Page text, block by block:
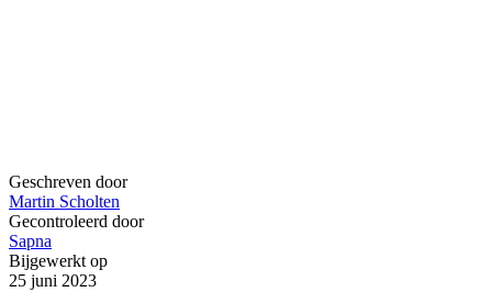
Geschreven door
Martin Scholten
Gecontroleerd door
Sapna
Bijgewerkt op
25 juni 2023